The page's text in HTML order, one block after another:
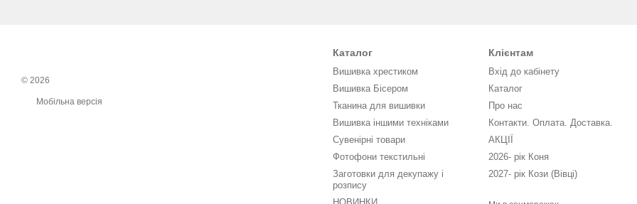
© 2026
Мобільна версія
Каталог
Вишивка хрестиком
Вишивка Бісером
Тканина для вишивки
Вишивка іншими техніками
Сувенірні товари
Фотофони текстильні
Заготовки для декупажу і
розпису
Клієнтам
Вхід до кабінету
Каталог
Про нас
Контакти. Оплата. Доставка.
АКЦІЇ
2026- рік Коня
2027- рік Кози (Вівці)